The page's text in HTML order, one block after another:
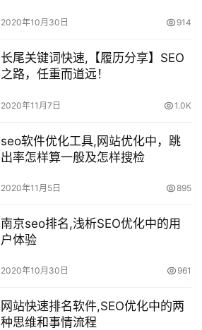
2020年10月30日 914
长尾关键词快速,【履历分享】SEO
之路，任重而道远！
2020年11月7日 1.0K
seo软件优化工具,网站优化中，跳
出率怎样算一般及怎样搜检
2020年11月5日 895
南京seo排名,浅析SEO优化中的用
户体验
2020年10月30日 961
网站快速排名软件,SEO优化中的两
种思维和事情流程